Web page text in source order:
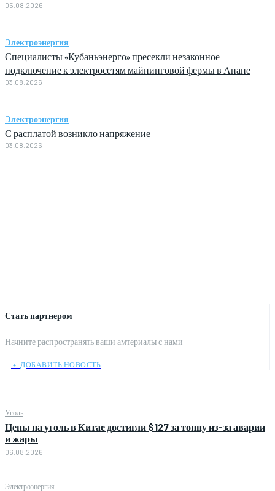
Стать партнером
Начните распространять ваши амтериалы с нами
﹢ ДОБАВИТЬ НОВОСТЬ
Уголь
Цены на уголь в Китае достигли $127 за тонну из-за аварии
и жары
06.08.2026
Электроэнергия
05.08.2026
Электроэнергия
Специалисты «Кубаньэнерго» пресекли незаконное
подключение к электросетям майнинговой фермы в Анапе
03.08.2026
Электроэнергия
С расплатой возникло напряжение
03.08.2026